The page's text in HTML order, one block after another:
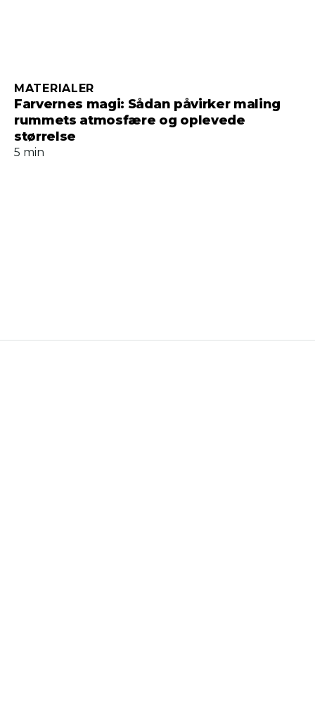
Farvernes magi: Sådan påvirker maling
rummets atmosfære og oplevede
størrelse
MATERIALER
5 min